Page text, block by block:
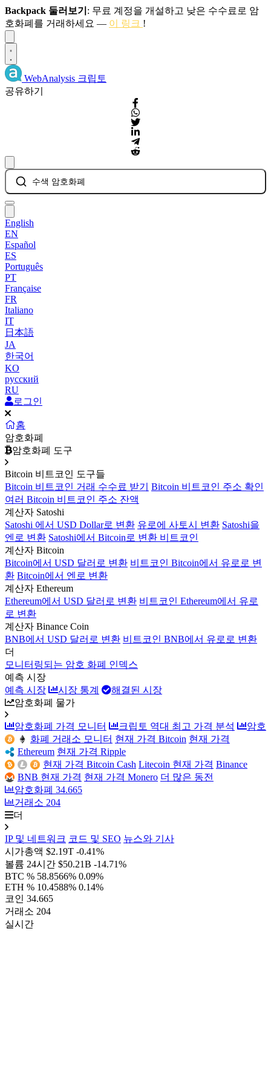
Backpack 둘러보기 : 무료 계정을 개설하고 낮은 수수료로 암
호화폐를 거래하세요 — 이 링크 !
WebAnalysis 크립토
공유하기
수색 암호화폐
English
EN
Español
ES
Português
PT
Française
FR
Italiano
IT
日本語
JA
한국어
KO
русский
RU
로그인
홈
암호화폐
암호화폐 도구
Bitcoin 비트코인 도구들
Bitcoin 비트코인 거래 수수료 받기
Bitcoin 비트코인 주소 확인
여러 Bitcoin 비트코인 주소 잔액
계산자 Satoshi
Satoshi 에서 USD Dollar로 변환 유로에 사토시 변환 Satoshi을
엔로 변환 Satoshi에서 Bitcoin로 변환 비트코인
계산자 Bitcoin
Bitcoin에서 USD 달러로 변환 비트코인 Bitcoin에서 유로로 변
환 Bitcoin에서 엔로 변환
계산자 Ethereum
Ethereum에서 USD 달러로 변환 비트코인 Ethereum에서 유로
로 변환
계산자 Binance Coin
BNB에서 USD 달러로 변환 비트코인 BNB에서 유로로 변환
더
모니터링되는 암호 화폐 인덱스
예측 시장
예측 시장
시장 통계
해결된 시장
암호화폐 물가
암호화폐 가격 모니터 크립토 역대 최고 가격 분석
암호
화폐 거래소 모니터 현재 가격 Bitcoin 현재 가격
Ethereum 현재 가격 Ripple
현재 가격 Bitcoin Cash Litecoin 현재 가격 Binance
BNB 현재 가격 현재 가격 Monero 더 많은 동전
암호화폐 34.665
거래소 204
더
IP 및 네트워크 코드 및 SEO 뉴스와 기사
시가총액 $2.19T -0.41%
볼륨 24시간 $50.21B -14.71%
BTC % 58.8566% 0.09%
ETH % 10.4588% 0.14%
코인 34.665
거래소 204
실시간